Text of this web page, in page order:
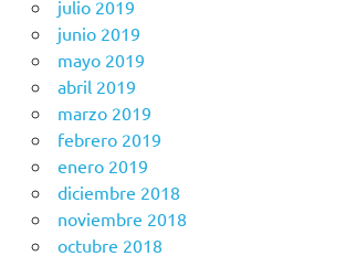
julio 2019
junio 2019
mayo 2019
abril 2019
marzo 2019
febrero 2019
enero 2019
diciembre 2018
noviembre 2018
octubre 2018